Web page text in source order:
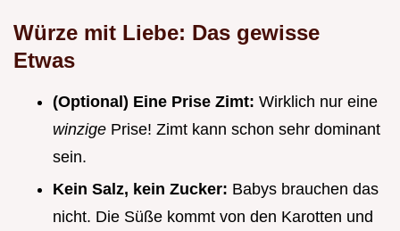
Würze mit Liebe: Das gewisse
Etwas
(Optional) Eine Prise Zimt: Wirklich nur eine
winzige Prise! Zimt kann schon sehr dominant
sein.
Kein Salz, kein Zucker: Babys brauchen das
nicht. Die Süße kommt von den Karotten und